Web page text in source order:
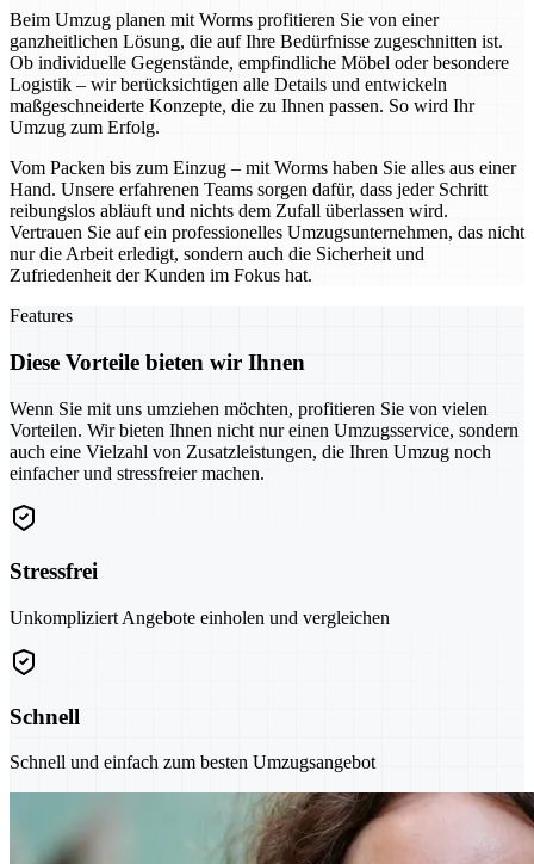
Beim Umzug planen mit Worms profitieren Sie von einer
ganzheitlichen Lösung, die auf Ihre Bedürfnisse zugeschnitten ist.
Ob individuelle Gegenstände, empfindliche Möbel oder besondere
Logistik – wir berücksichtigen alle Details und entwickeln
maßgeschneiderte Konzepte, die zu Ihnen passen. So wird Ihr
Umzug zum Erfolg.
Vom Packen bis zum Einzug – mit Worms haben Sie alles aus einer
Hand. Unsere erfahrenen Teams sorgen dafür, dass jeder Schritt
reibungslos abläuft und nichts dem Zufall überlassen wird.
Vertrauen Sie auf ein professionelles Umzugsunternehmen, das nicht
nur die Arbeit erledigt, sondern auch die Sicherheit und
Zufriedenheit der Kunden im Fokus hat.
Features
Diese Vorteile bieten wir Ihnen
Wenn Sie mit uns umziehen möchten, profitieren Sie von vielen
Vorteilen. Wir bieten Ihnen nicht nur einen Umzugsservice, sondern
auch eine Vielzahl von Zusatzleistungen, die Ihren Umzug noch
einfacher und stressfreier machen.
Stressfrei
Unkompliziert Angebote einholen und vergleichen
Schnell
Schnell und einfach zum besten Umzugsangebot